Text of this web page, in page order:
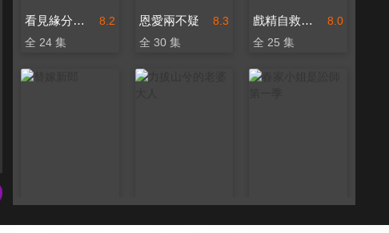
8.2
看見緣分的少女
全 24 集
8.3
恩愛兩不疑
全 30 集
8.0
戲精自救攻略
全 25 集